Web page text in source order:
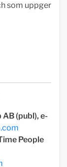
som uppger
AB (publ), e-
People